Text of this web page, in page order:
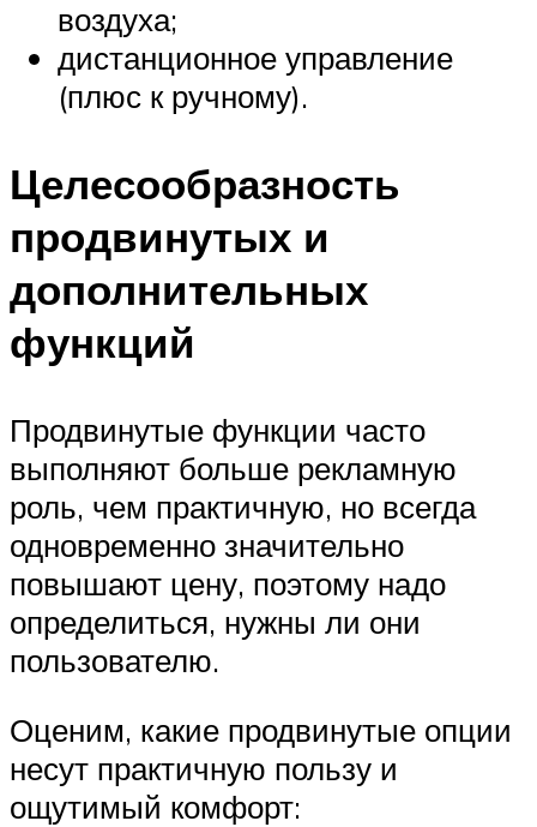
воздуха;
дистанционное управление
(плюс к ручному).
Целесообразность
продвинутых и
дополнительных
функций
Продвинутые функции часто
выполняют больше рекламную
роль, чем практичную, но всегда
одновременно значительно
повышают цену, поэтому надо
определиться, нужны ли они
пользователю.
Оценим, какие продвинутые опции
несут практичную пользу и
ощутимый комфорт: